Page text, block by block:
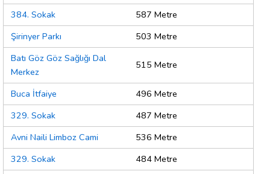
384. Sokak
587 Metre
Şirinyer Parkı
503 Metre
Batı Göz Göz Sağlığı Dal
Merkez
515 Metre
Buca İtfaiye
496 Metre
329. Sokak
487 Metre
Avni Naili Limboz Cami
536 Metre
329. Sokak
484 Metre